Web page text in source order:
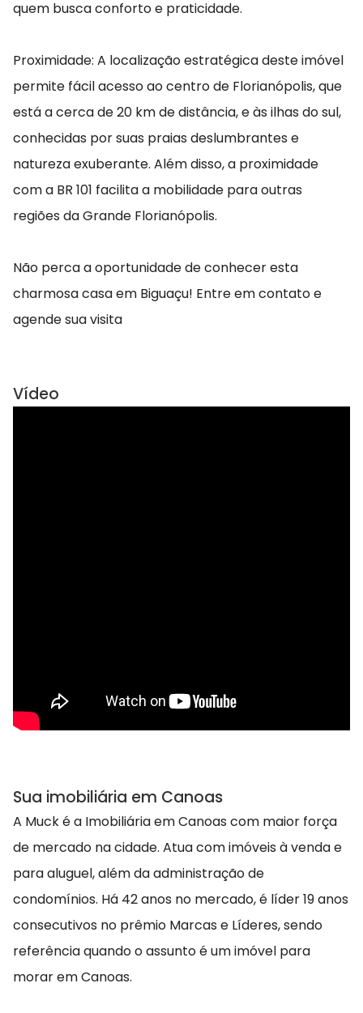
quem busca conforto e praticidade.
Proximidade: A localização estratégica deste imóvel
permite fácil acesso ao centro de Florianópolis, que
está a cerca de 20 km de distância, e às ilhas do sul,
conhecidas por suas praias deslumbrantes e
natureza exuberante. Além disso, a proximidade
com a BR 101 facilita a mobilidade para outras
regiões da Grande Florianópolis.
Não perca a oportunidade de conhecer esta
charmosa casa em Biguaçu! Entre em contato e
agende sua visita
Vídeo
Sua imobiliária em Canoas
A Muck é a Imobiliária em Canoas com maior força
de mercado na cidade. Atua com imóveis à venda e
para aluguel, além da administração de
condomínios. Há 42 anos no mercado, é líder 19 anos
consecutivos no prêmio Marcas e Líderes, sendo
referência quando o assunto é um imóvel para
morar em Canoas.